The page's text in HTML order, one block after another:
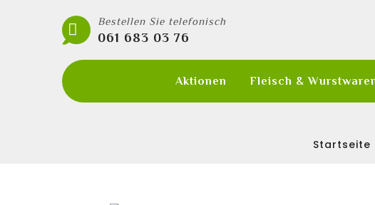
 Bestellen Sie telefonisch
061 683 03 76
Aktionen Fleisch &
Startseite